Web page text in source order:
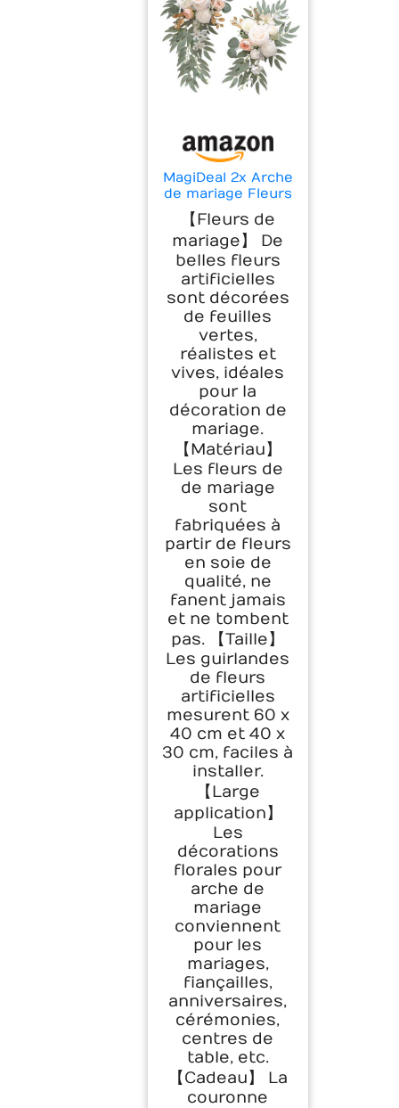
MagiDeal 2x Arche
de mariage Fleurs
Panneau de
bienvenue
Décoration Fleurs
d'angle Fleurs
artificielles pour
réception,
cérémonie, fête
d'anniversaire,
Champagne
【Fleurs de
mariage】 De
belles fleurs
artificielles
sont décorées
de feuilles
vertes,
réalistes et
vives, idéales
pour la
décoration de
mariage.
【Matériau】
Les fleurs de
de mariage
sont
fabriquées à
partir de fleurs
en soie de
qualité, ne
fanent jamais
et ne tombent
pas. 【Taille】
Les guirlandes
de fleurs
artificielles
mesurent 60 x
40 cm et 40 x
30 cm, faciles à
installer.
【Large
application】
Les
décorations
florales pour
arche de
mariage
conviennent
pour les
mariages,
fiançailles,
anniversaires,
cérémonies,
centres de
table, etc.
【Cadeau】 La
couronne